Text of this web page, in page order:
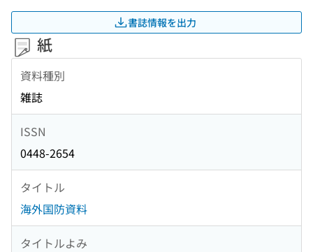
書誌情報を出力
紙
資料種別
雑誌
ISSN
0448-2654
タイトル
海外国防資料
タイトルよみ